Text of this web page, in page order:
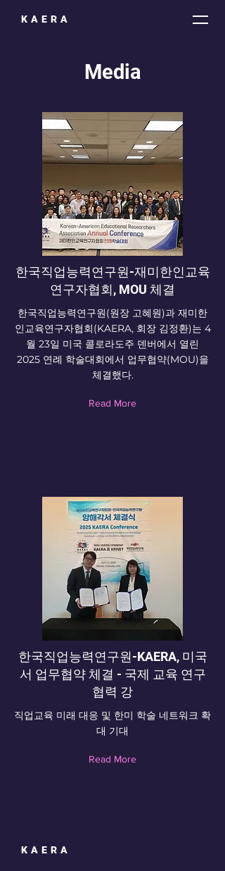
KAERA
Media
한국직업능력연구원-재미한인교육
연구자협회, MOU 체결
한국직업능력연구원(원장 고혜원)과 재미한
인교육연구자협회(KAERA, 회장 김정환)는 4
월 23일 미국 콜로라도주 덴버에서 열린
2025 연례 학술대회에서 업무협약(MOU)을
체결했다.
Read More
한국직업능력연구원-KAERA, 미국
서 업무협약 체결 - 국제 교육 연구
협력 강
직업교육 미래 대응 및 한미 학술 네트워크 확
대 기대
Read More
KAERA